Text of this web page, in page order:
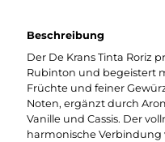
Beschreibung
Der De Krans Tinta Roriz
Rubinton und begeistert
Früchte und feiner
Noten, ergänzt durch
Vanille und Cassis. Der
harmonische Verbindung